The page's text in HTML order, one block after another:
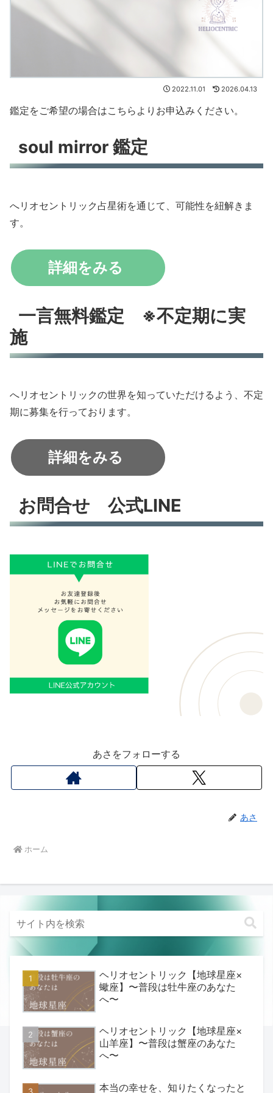
2022.11.01 2026.04.13
鑑定をご希望の場合はこちらよりお申込みください。
soul mirror鑑定
へリオセントリック占星術を通じて、可能性を紐解きま
す。
詳細をみる
一言無料鑑定 ※不定期に実
施
へリオセントリックの世界を知っていただけるよう、不定
期に募集を行っております。
詳細をみる
お問合せ 公式LINE
あさをフォローする
あさ
ホーム
ヘリオセントリック【地球星座×
蠍座】〜普段は牡牛座のあなた
へ〜
ヘリオセントリック【地球星座×
山羊座】〜普段は蟹座のあなた
へ〜
本当の幸せを、知りたくなったと